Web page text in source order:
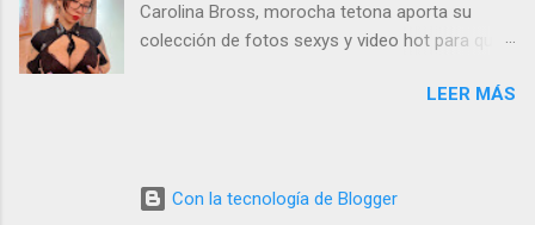
Carolina Bross, morocha tetona aporta su
colección de fotos sexys y video hot para que
pierdas los mejores packs de chicas y
Carolina Bross, ¿qué esperas? Si quieres ver y
descargar gratis más packs de mujeres visita
LEER MÁS
Con la tecnología de Blogger